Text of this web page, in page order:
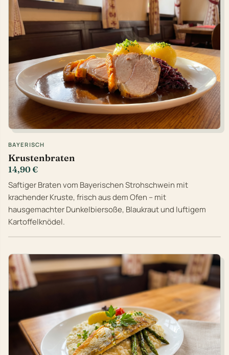
BAYERISCH
Krustenbraten
14,90 €
Saftiger Braten vom Bayerischen Strohschwein mit
krachender Kruste, frisch aus dem Ofen – mit
hausgemachter Dunkelbiersoße, Blaukraut und luftigem
Kartoffelknödel.